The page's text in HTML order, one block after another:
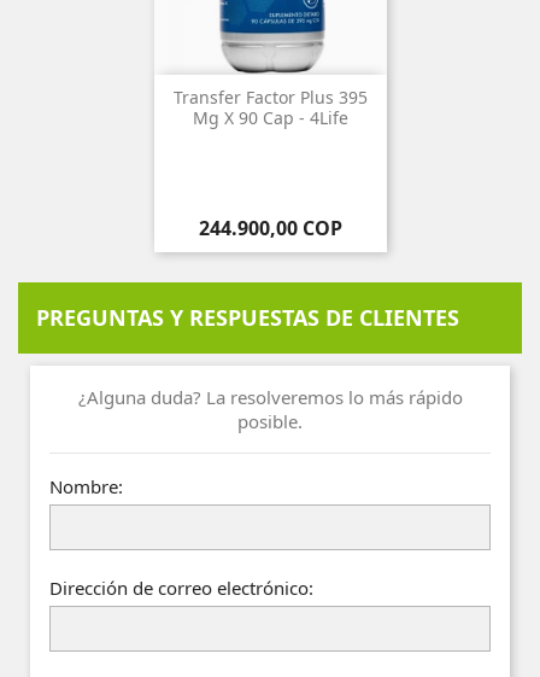
Transfer Factor Plus 395
Mg X 90 Cap - 4Life
Precio
244.900,00 COP
PREGUNTAS Y RESPUESTAS DE CLIENTES
¿Alguna duda? La resolveremos lo más rápido
posible.
Nombre:
Dirección de correo electrónico: